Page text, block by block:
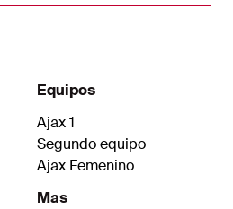
Equipos
Ajax 1
Segundo equipo
Ajax Femenino
Mas